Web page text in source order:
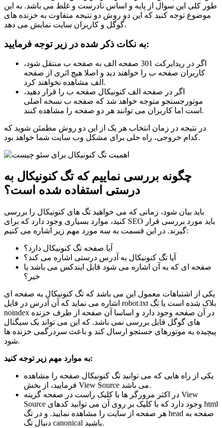
طور کلی این سوال از پایه و اساس نادرست و غلط می باشد. به این
موضوع توجه کنید که این دو روش دو نتیجه متفاوت به خزنده های
گوگل و کاربران سایت نمایش می دهد.
به نکات ذکر شده در زیر توجه فرمایید:
اگر در ریدایرکت 301 صفحه الف به صفحه ب منتقل شود،
کاربران صفحه ب را خواهند دید و اصلا هیچ اثری از صفحه
الف مشاهده نخواهند کرد.
اگر در صفحه الف کنونیکال صفحه ب را قرار دهید،
موتورجستجو متوجه خواهد شد که صفحه ب نسخه اصلی
است اما کاربران می توانند هر دو صفحه را مشاهده کنند.
در نتیجه در زمان انتخاب هر یک از این دو روش مطمئن شوید که
کدام خروجی، راه حلی برای مشکل وب سایت شما خواهد بود.
چگونه بررسی نماییم که تگ کنونیکال به
درستی استفاده شده است؟
باید بیان شود، زمانی که می خواهید تگ های کنونیکال را بررسی
کنید، موارد بسیاری وجود دارد که برای SEO باید مورد بررسی قرار
گیرند. در این قسمت به سه مورد مهم زیر اشاره می کنیم:
آیا صفحه تگ کنونیکال دارد؟
آیا تگ کنونیکال به آدرس درستی اشاره می کند؟
صفحه ای که به آن اشاره می شود قابل ایندکس می باشد یا
خیر؟
یکی از اشتباهات معمول این می باشد که تگ کنونیکال به صفحه ای
اشاره می نماید که آن آدرس در فایل robot.txt بلاک شده است یا تگ
noindex در آن صفحه وجود دارد و اساسا آن صفحه از طرف خزنده
های گوگل قابل بررسی نمی باشد. که این می تواند یک سیگنال
پیچیده به موتورهای جستجو ارسال کند و باعث سردرگمی خزنده ها
شود.
به موارد مهم زیر توجه کنید:
یکی از راه هایی که می توانید تگ کنونیکال صفحه را مشاهده
فرمایید، از بخش View Source می باشد.
در اکثر مرورگر ها با کلیک راست در صفحه گزینه View
Source وجود دارد که با کلیک بر روی آن می توانید کدهای html
هر صفحه از سایت را مشاهده نمایید. و در تگ head صفحه به
دنبال تگ canonical باشید.